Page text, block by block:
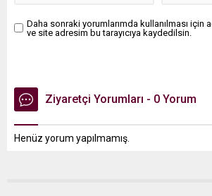
Daha sonraki yorumlarımda kullanılması için
ve site adresim bu tarayıcıya kaydedilsin.
Ziyaretçi Yorumları - 0 Yorum
Henüz yorum yapılmamış.